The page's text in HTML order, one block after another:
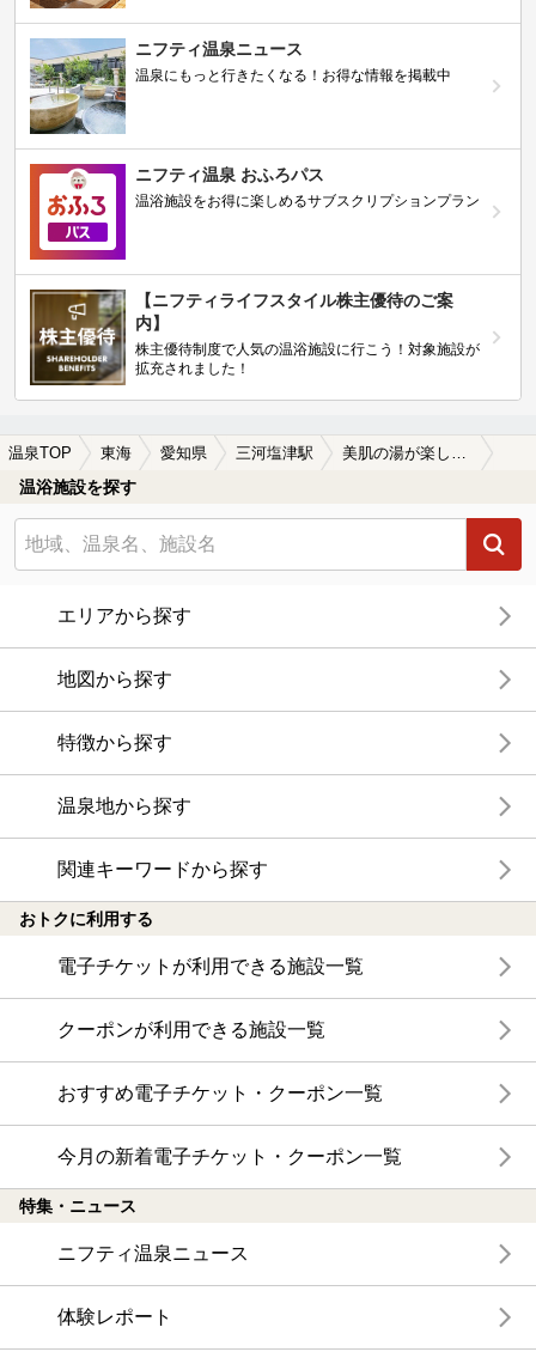
ニフティ温泉ニュース
温泉にもっと行きたくなる！お得な情報を掲載中
ニフティ温泉 おふろパス
温浴施設をお得に楽しめるサブスクリプションプラン
【ニフティライフスタイル株主優待のご案
内】
株主優待制度で人気の温浴施設に行こう！対象施設が
拡充されました！
温泉TOP 東海 愛知県 三河塩津駅 美肌の湯が楽しめる三河塩津駅近くの温泉、日帰り温泉、スーパー銭湯おすすめ
温浴施設を探す
エリアから探す
地図から探す
特徴から探す
温泉地から探す
関連キーワードから探す
おトクに利用する
電子チケットが利用できる施設一覧
クーポンが利用できる施設一覧
おすすめ電子チケット・クーポン一覧
今月の新着電子チケット・クーポン一覧
特集・ニュース
ニフティ温泉ニュース
体験レポート